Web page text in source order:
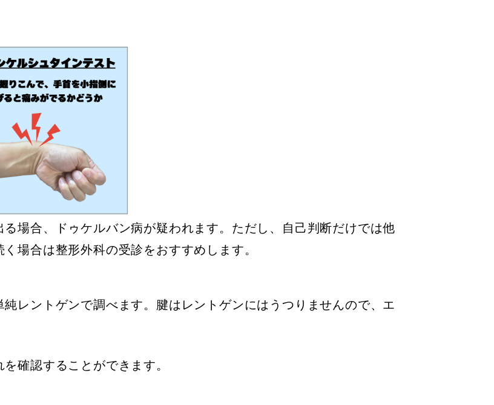
場合、ドゥケルバン病が疑われます。ただし、自己判断だけでは他
場合は整形外科の受診をおすすめします。
レントゲンで調べます。腱はレントゲンにはうつりませんので、エ
確認することができます。